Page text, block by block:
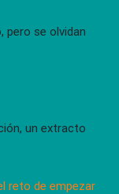
pero se olvidan
un extracto
reto de empezar